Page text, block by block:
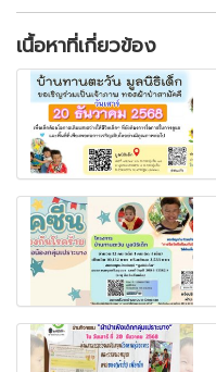
เนื้อหาที่เกี่ยวข้อง